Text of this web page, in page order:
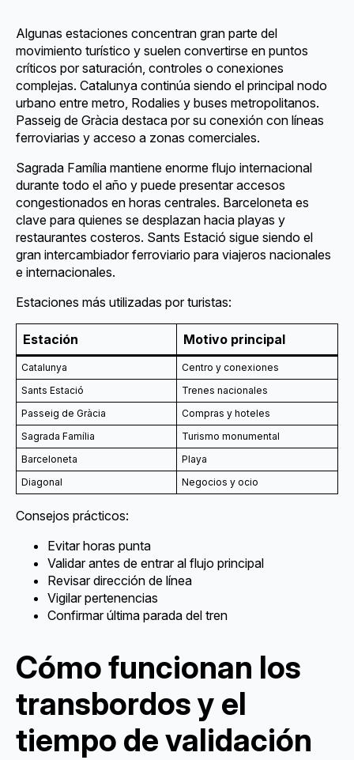
Algunas estaciones concentran gran parte del
movimiento turístico y suelen convertirse en puntos
críticos por saturación, controles o conexiones
complejas. Catalunya continúa siendo el principal nodo
urbano entre metro, Rodalies y buses metropolitanos.
Passeig de Gràcia destaca por su conexión con líneas
ferroviarias y acceso a zonas comerciales.
Sagrada Família mantiene enorme flujo internacional
durante todo el año y puede presentar accesos
congestionados en horas centrales. Barceloneta es
clave para quienes se desplazan hacia playas y
restaurantes costeros. Sants Estació sigue siendo el
gran intercambiador ferroviario para viajeros nacionales
e internacionales.
Estaciones más utilizadas por turistas:
Estación Motivo principal
Catalunya
Centro y conexiones
Sants Estació
Trenes nacionales
Passeig de Gràcia
Compras y hoteles
Sagrada Família
Turismo monumental
Barceloneta
Playa
Diagonal
Negocios y ocio
Consejos prácticos:
Evitar horas punta
Validar antes de entrar al flujo principal
Revisar dirección de línea
Vigilar pertenencias
Confirmar última parada del tren
Cómo funcionan los
transbordos y el
tiempo de validación